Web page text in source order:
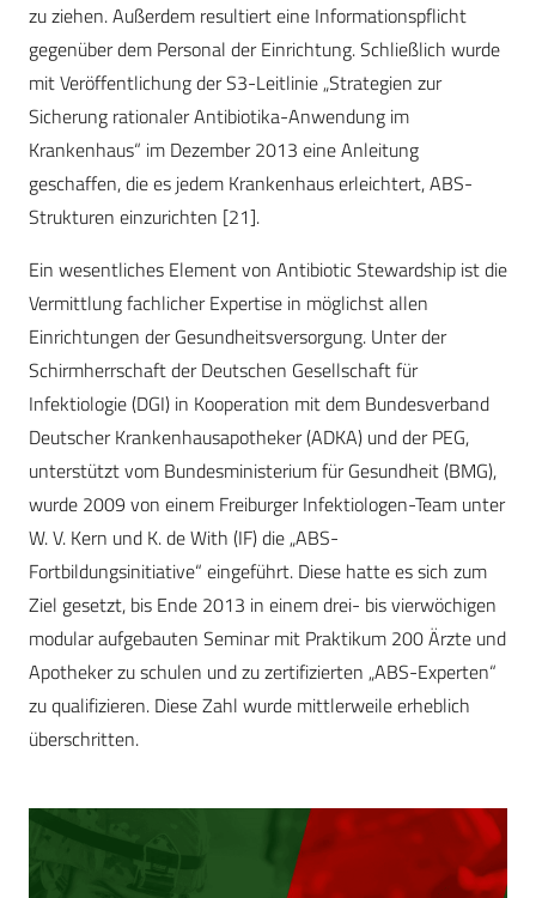
zu ziehen. Außerdem resultiert eine Informationspflicht
gegenüber dem Personal der Einrichtung. Schließlich wurde
mit Veröffentlichung der S3-Leitlinie „Strategien zur
Sicherung rationaler Antibiotika-Anwendung im
Krankenhaus“ im Dezember 2013 eine Anleitung
geschaffen, die es jedem Krankenhaus erleichtert, ABS-
Strukturen einzurichten [21].
Ein wesentliches Element von Antibiotic Stewardship ist die
Vermittlung fachlicher Expertise in möglichst allen
Einrichtungen der Gesundheitsversorgung. Unter der
Schirmherrschaft der Deutschen Gesellschaft für
Infektiologie (DGI) in Kooperation mit dem Bundesverband
Deutscher Krankenhausapotheker (ADKA) und der PEG,
unterstützt vom Bundesministerium für Gesundheit (BMG),
wurde 2009 von einem Freiburger Infektiologen-Team unter
W. V. Kern und K. de With (IF) die „ABS-
Fortbildungsinitiative“ eingeführt. Diese hatte es sich zum
Ziel gesetzt, bis Ende 2013 in einem drei- bis vierwöchigen
modular aufgebauten Seminar mit Praktikum 200 Ärzte und
Apotheker zu schulen und zu zertifizierten „ABS-Experten“
zu qualifizieren. Diese Zahl wurde mittlerweile erheblich
überschritten.